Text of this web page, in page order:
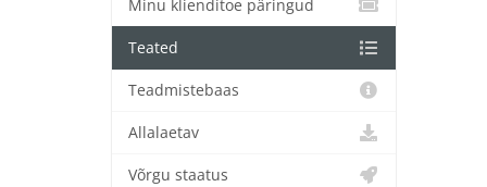
Minu klienditoe päringud
Teated
Teadmistebaas
Allalaetav
Võrgu staatus